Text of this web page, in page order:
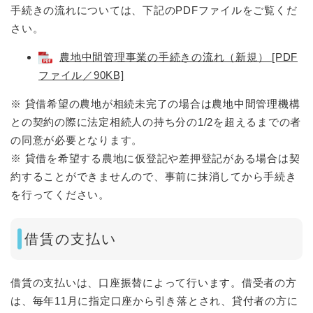
手続きの流れについては、下記のPDFファイルをご覧くだ
さい。
農地中間管理事業の手続きの流れ（新規） [PDF
ファイル／90KB]
※ 貸借希望の農地が相続未完了の場合は農地中間管理機構
との契約の際に法定相続人の持ち分の1/2を超えるまでの者
の同意が必要となります。
※ 貸借を希望する農地に仮登記や差押登記がある場合は契
約することができませんので、事前に抹消してから手続き
を行ってください。
借賃の支払い
借賃の支払いは、口座振替によって行います。借受者の方
は、毎年11月に指定口座から引き落とされ、貸付者の方に